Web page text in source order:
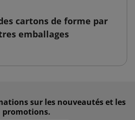
cartons de forme par
emballages
sur les nouveautés et les
promotions.